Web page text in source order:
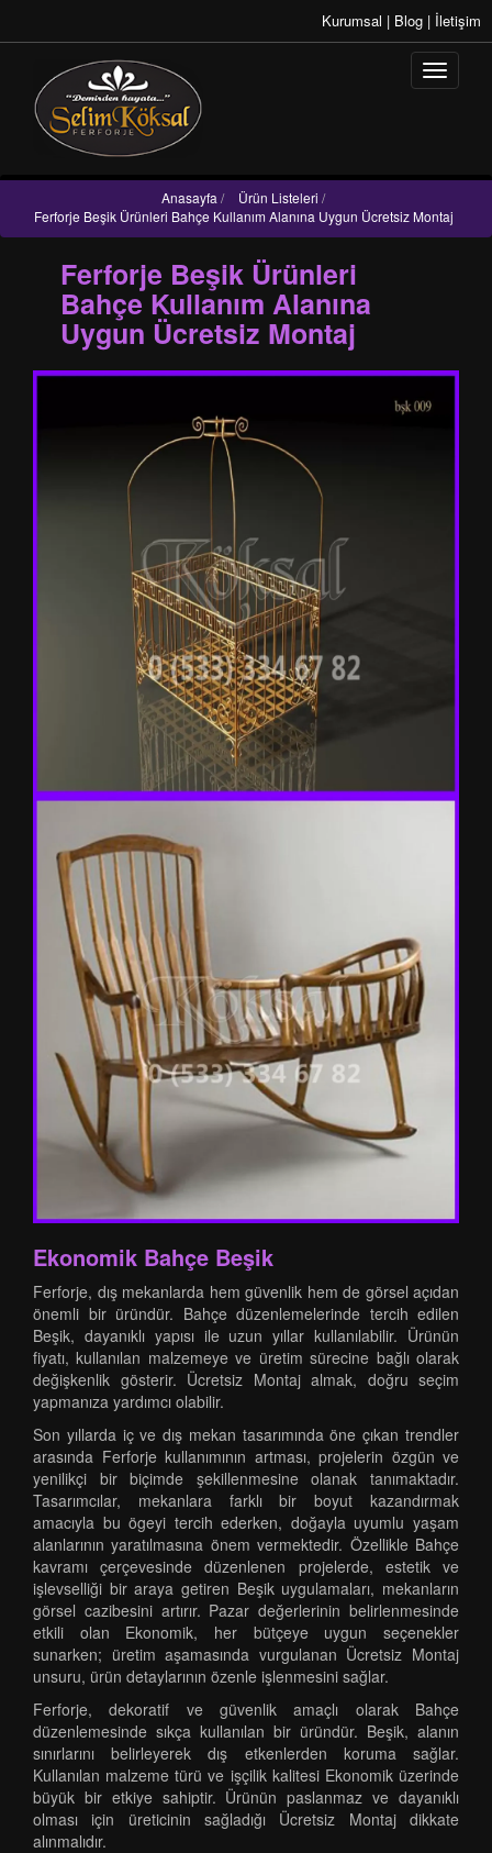
Kurumsal | Blog | İletişim
Anasayfa / Ürün Listeleri /
Ferforje Beşik Ürünleri Bahçe Kullanım Alanına Uygun Ücretsiz Montaj
Ferforje Beşik Ürünleri
Bahçe Kullanım Alanına
Uygun Ücretsiz Montaj
Ekonomik Bahçe Beşik
Ferforje, dış mekanlarda hem güvenlik hem de görsel açıdan
önemli bir üründür. Bahçe düzenlemelerinde tercih edilen
Beşik, dayanıklı yapısı ile uzun yıllar kullanılabilir. Ürünün
fiyatı, kullanılan malzemeye ve üretim sürecine bağlı olarak
değişkenlik gösterir. Ücretsiz Montaj almak, doğru seçim
yapmanıza yardımcı olabilir.
Son yıllarda iç ve dış mekan tasarımında öne çıkan trendler
arasında Ferforje kullanımının artması, projelerin özgün ve
yenilikçi bir biçimde şekillenmesine olanak tanımaktadır.
Tasarımcılar, mekanlara farklı bir boyut kazandırmak
amacıyla bu ögeyi tercih ederken, doğayla uyumlu yaşam
alanlarının yaratılmasına önem vermektedir. Özellikle Bahçe
kavramı çerçevesinde düzenlenen projelerde, estetik ve
işlevselliği bir araya getiren Beşik uygulamaları, mekanların
görsel cazibesini artırır. Pazar değerlerinin belirlenmesinde
etkili olan Ekonomik, her bütçeye uygun seçenekler
sunarken; üretim aşamasında vurgulanan Ücretsiz Montaj
unsuru, ürün detaylarının özenle işlenmesini sağlar.
Ferforje, dekoratif ve güvenlik amaçlı olarak Bahçe
düzenlemesinde sıkça kullanılan bir üründür. Beşik, alanın
sınırlarını belirleyerek dış etkenlerden koruma sağlar.
Kullanılan malzeme türü ve işçilik kalitesi Ekonomik üzerinde
büyük bir etkiye sahiptir. Ürünün paslanmaz ve dayanıklı
olması için üreticinin sağladığı Ücretsiz Montaj dikkate
alınmalıdır.